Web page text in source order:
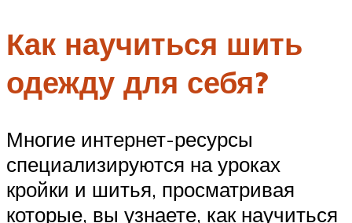
Как научиться шить
одежду для себя?
Многие интернет-ресурсы
специализируются на уроках
кройки и шитья, просматривая
которые, вы узнаете, как научиться